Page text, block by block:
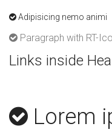
Adipisicing nemo animi
Paragraph with RT-
Links inside
Lorem